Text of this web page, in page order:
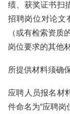
绩、获奖证书扫
招聘岗位对论文
（或有检索资质
岗位要求的其他
所提供材料须确
应聘人员报名材
件命名为“应聘岗